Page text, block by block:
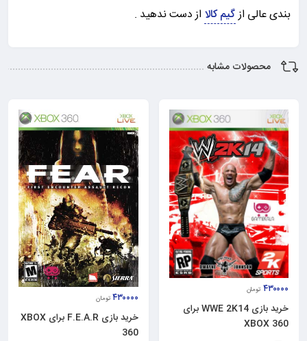
بندی عالی از گیم کالا از دست ندهید .
محصولات مشابه
۴۳۰۰۰۰ تومان
خرید بازی WWE 2K14 برای
XBOX 360
۴۳۰۰۰۰ تومان
خرید بازی F.E.A.R برای XBOX
360